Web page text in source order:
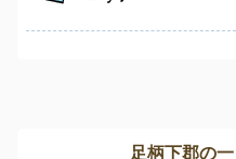
足柄下郡の